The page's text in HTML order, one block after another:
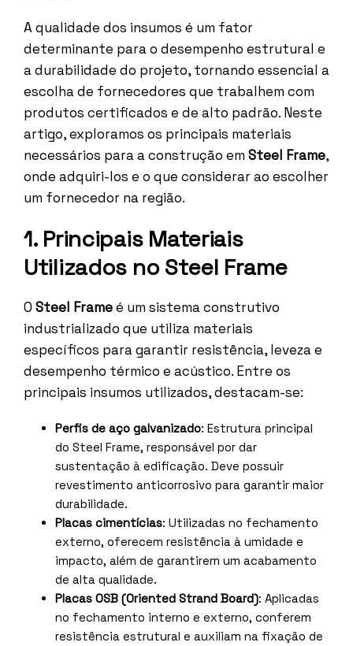
A qualidade dos insumos é um fator
determinante para o desempenho estrutural e
a durabilidade do projeto, tornando essencial a
escolha de fornecedores que trabalhem com
produtos certificados e de alto padrão. Neste
artigo, exploramos os principais materiais
necessários para a construção em Steel Frame,
onde adquiri-los e o que considerar ao escolher
um fornecedor na região.
1. Principais Materiais
Utilizados no Steel Frame
O Steel Frameé um sistema construtivo
industrializado que utiliza materiais
específicos para garantir resistência, leveza e
desempenho térmico e acústico. Entre os
principais insumos utilizados, destacam-se:
Perfis de aço galvanizado: Estrutura principal
do Steel Frame, responsável por dar
sustentação à edificação. Deve possuir
revestimento anticorrosivo para garantir maior
durabilidade.
Placas cimentícias: Utilizadas no fechamento
externo, oferecem resistência à umidade e
impacto, além de garantirem um acabamento
de alta qualidade.
Placas OSB (Oriented Strand Board): Aplicadas
no fechamento interno e externo, conferem
resistência estrutural e auxiliam na fixação de